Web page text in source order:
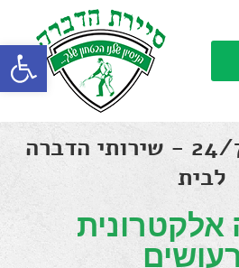
פתח
סיירת הדברה 24/7 - שירותי הדברה
לבית